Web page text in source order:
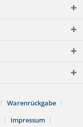
Warenrückgabe
Impressum